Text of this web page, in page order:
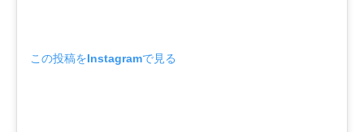
この投稿をInstagramで見る